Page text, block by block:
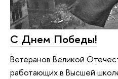
С Днем Победы!
Ветеранов Великой
работающих в Высшей